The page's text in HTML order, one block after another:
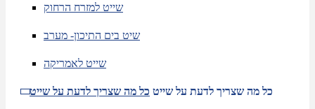
שייט למזרח הרחוק
שיט בים התיכון- מערב
שייט לאמריקה
כל מה שצריך לדעת על שייט כל מה שצריך לדעת על שייט